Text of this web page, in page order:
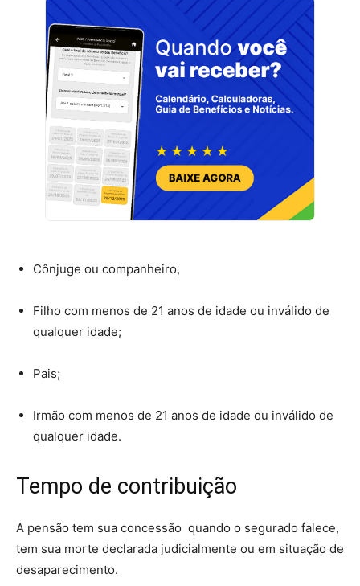
Cônjuge ou companheiro,
Filho com menos de 21 anos de idade ou inválido de
qualquer idade;
Pais;
Irmão com menos de 21 anos de idade ou inválido de
qualquer idade.
Tempo de contribuição
A pensão tem sua concessão quando o segurado falece,
tem sua morte declarada judicialmente ou em situação de
desaparecimento.